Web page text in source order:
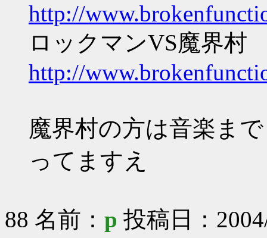
http://
ロックマンVS魔界村
http://
魔界村の方は音楽ま
ってますえ
88 名前： p 投稿日：